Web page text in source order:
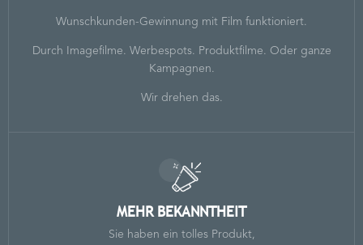
Wunschkunden-Gewinnung mit Film funktioniert.
Durch Imagefilme. Werbespots. Produktfilme. Oder ganze
Kampagnen.
Wir drehen das.
MEHR BEKANNTHEIT
Sie haben ein tolles Produkt,